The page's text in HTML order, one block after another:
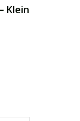
Klein